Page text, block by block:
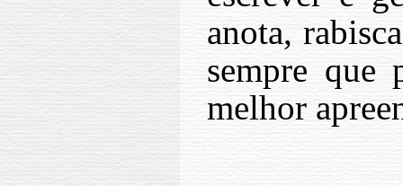
anota,
sempre que
melhor